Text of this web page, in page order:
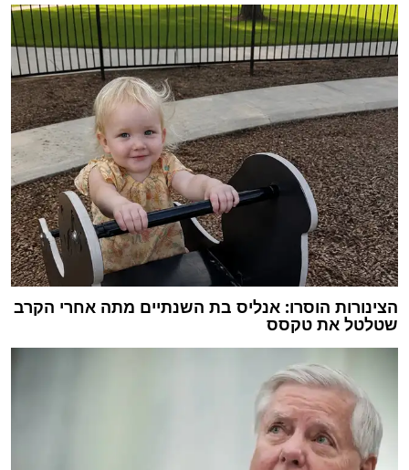
הצינורות הוסרו: אנליס בת השנתיים מתה אחרי הקרב
שטלטל את טקסס